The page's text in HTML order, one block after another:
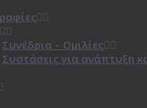
Συνέδρια – Ομιλίες
Συστάσεις για ανάπτυξη